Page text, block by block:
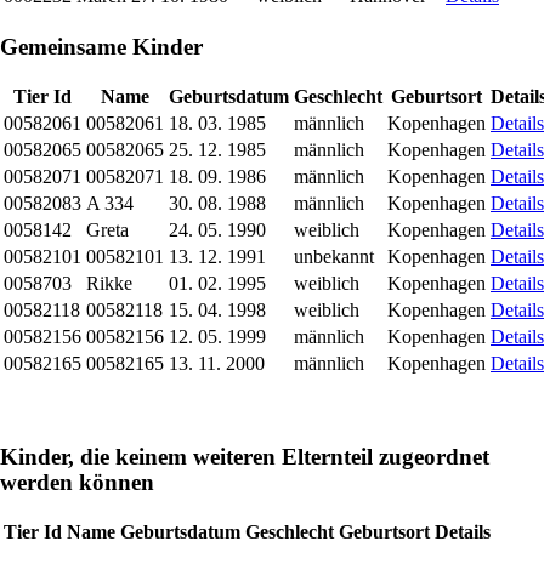
Gemeinsame Kinder
Tier Id Name Geburtsdatum Geschlecht Geburtsort
00582061 00582061 18. 03. 1985 männlich Kopenhagen Details
00582065 00582065 25. 12. 1985 männlich Kopenhagen Details
00582071 00582071 18. 09. 1986 männlich Kopenhagen Details
00582083 A 334 30. 08. 1988 männlich Kopenhagen Details
0058142
Greta 24. 05. 1990 weiblich Kopenhagen Details
00582101 00582101 13. 12. 1991 unbekannt Kopenhagen Details
0058703
Rikke 01. 02. 1995 weiblich Kopenhagen Details
00582118 00582118 15. 04. 1998 weiblich Kopenhagen Details
00582156 00582156 12. 05. 1999 männlich Kopenhagen Details
00582165 00582165 13. 11. 2000 männlich Kopenhagen Details
Kinder, die keinem weiteren Elternteil zugeordnet
werden können
Tier Id Name Geburtsdatum Geschlecht Geburtsort Details